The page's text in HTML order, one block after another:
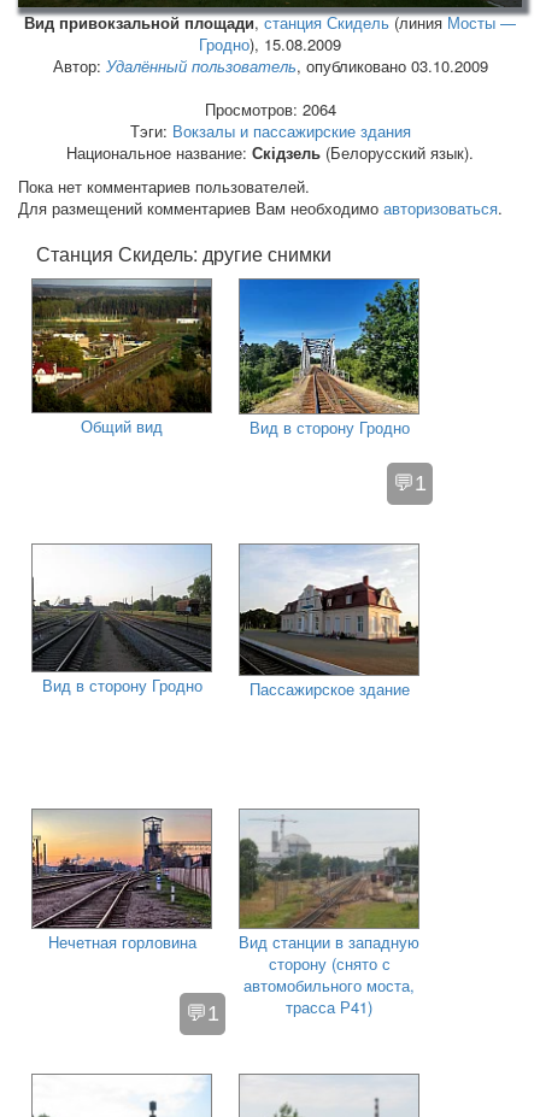
Вид привокзальной площади,станция Скидель (линияМосты —
Гродно), 15.08.2009
Автор: Удалённый пользователь, опубликовано 03.10.2009
Просмотров: 2064
Тэги: Вокзалы и пассажирские здания
Национальное название: Скідзель (Белорусский язык).
Пока нет комментариев пользователей.
Для размещений комментариев Вам необходимо авторизоваться.
Станция Скидель: другие снимки
Общий вид
💬1
Вид в сторону Гродно
Вид в сторону Гродно Пассажирское здание
💬1
Нечетная горловина
Вид станции в западную
сторону (снято с
автомобильного моста,
трасса Р41)